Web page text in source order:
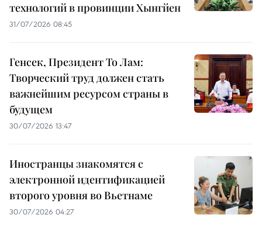
технологий в провинции Хынгйен
31/07/2026 08:45
Генсек, Президент То Лам:
Творческий труд должен стать
важнейшим ресурсом страны в
будущем
30/07/2026 13:47
Иностранцы знакомятся с
электронной идентификацией
второго уровня во Вьетнаме
30/07/2026 04:27